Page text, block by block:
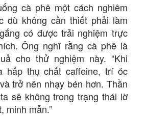
cà phê một cách nghiêm
dù không cần thiết phải làm
có được trải nghiệm trực
Ông nghĩ rằng cà phê là
cho thử nghiệm này. “Khi
hấp thụ chất caffeine, trí óc
trở nên nhạy bén hơn. Thần
sẽ không trong trạng thái lờ
minh mẫn.”